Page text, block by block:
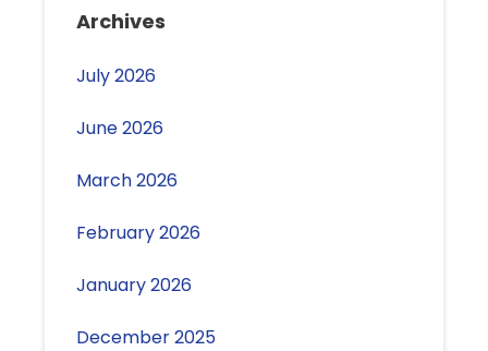
Archives
July 2026
June 2026
March 2026
February 2026
January 2026
December 2025